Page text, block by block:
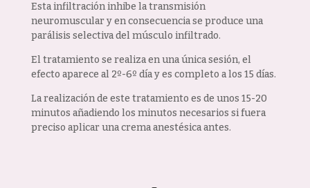
Esta infiltración inhibe la transmisión
neuromuscular y en consecuencia se produce una
parálisis selectiva del músculo infiltrado.
El tratamiento se realiza en una única sesión, el
efecto aparece al 2º-6º día y es completo a los 15 días.
La realización de este tratamiento es de unos 15-20
minutos añadiendo los minutos necesarios si fuera
preciso aplicar una crema anestésica antes.